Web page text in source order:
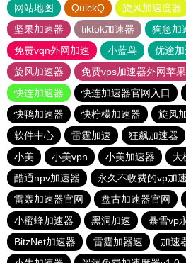
网站地图 QuickQ 旋风加速度器
坚果加速器
tiktok加速器
狗急加
免费vqn外网加速
小蓝鸟 优途
旋风加速器
免费vps加速器外网苹
快连加速器
快连加速器官网入口
快鸭加速器
快柠檬加速器 旋风
软件中心
雷霆加速 狂飙加速器
小美
小美vpn 小美加速器
大
酷通npv加速器
永久不收费的vp加
雷轰加速器官网
盘古加速器官网
小蜜蜂加速器
黑洞加速
暴雪vp
BitzNet加速器
雷霆加器速
加速